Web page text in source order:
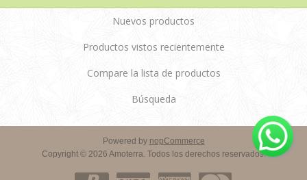
Nuevos productos
Productos vistos recientemente
Compare la lista de productos
Búsqueda
Powered by nopCommerce
Copyright © 2026 Amoterra. Todos los derechos reservados.